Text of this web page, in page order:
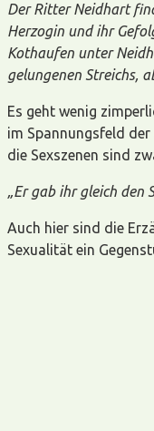
Der Ritter Neidhart
Herzogin und ihr
Kothaufen unter
gelungenen Streichs,
Es geht wenig
im Spannungsfeld
die Sexszenen sind
„Er gab ihr gleich den
Auch hier sind die
Sexualität ein